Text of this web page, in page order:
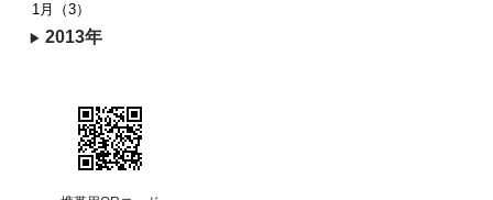
1月（3）
2013年